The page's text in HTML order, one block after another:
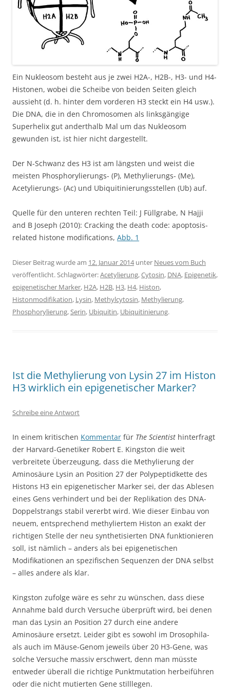
Ein Nukleosom besteht aus je zwei H2A-, H2B-, H3- und H4-
Histonen, wobei die Scheibe von beiden Seiten gleich
aussieht (d. h. hinter dem vorderen H3 steckt ein H4 usw.).
Die DNA, die in den Chromosomen als linksgängige
Superhelix gut anderthalb Mal um das Nukleosom
gewunden ist, ist hier nicht dargestellt.
Der N-Schwanz des H3 ist am längsten und weist die
meisten Phosphorylierungs- (P), Methylierungs- (Me),
Acetylierungs- (Ac) und Ubiquitinierungsstellen (Ub) auf.
Quelle für den unteren rechten Teil: J Füllgrabe, N Hajji
and B Joseph (2010): Cracking the death code: apoptosis-
related histone modifications, Abb. 1
Dieser Beitrag wurde am 12. Januar 2014unter Neues vom Buch
veröffentlicht. Schlagwörter:Acetylierung,Cytosin, DNA, Epigenetik,
epigenetischer Marker, H2A, H2B, H3, H4, Histon,
Histonmodifikation, Lysin, Methylcytosin, Methylierung,
Phosphorylierung,Serin, Ubiquitin, Ubiquitinierung.
Ist die Methylierung von Lysin 27 im Histon
H3 wirklich ein epigenetischer Marker?
Schreibe eine Antwort
In einem kritischen Kommentar für The Scientist hinterfragt
der Harvard-Genetiker Robert E. Kingston die weit
verbreitete Überzeugung, dass die Methylierung der
Aminosäure Lysin an Position 27 der Polypeptidkette des
Histons H3 ein epigenetischer Marker sei, der das Ablesen
eines Gens verhindert und bei der Replikation des DNA-
Doppelstrangs stabil vererbt wird. Wie dieser Einbau von
neuem, entsprechend methyliertem Histon an exakt der
richtigen Stelle der neu synthetisierten DNA funktionieren
soll, ist nämlich – anders als bei epigenetischen
Modifikationen an spezifischen Sequenzen der DNA selbst
– alles andere als klar.
Kingston zufolge wäre es sehr zu wünschen, dass diese
Annahme bald durch Versuche überprüft wird, bei denen
man das Lysin an Position 27 durch eine andere
Aminosäure ersetzt. Leider gibt es sowohl im Drosophila-
als auch im Mäuse-Genom jeweils über 20 H3-Gene, was
solche Versuche massiv erschwert, denn man müsste
entweder überall die richtige Punktmutation herbeiführen
oder die nicht mutierten Gene stilllegen.